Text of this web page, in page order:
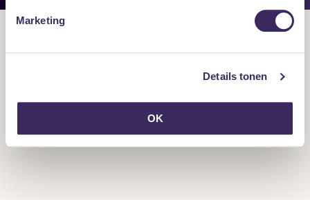
Marketing
Details tonen
OK